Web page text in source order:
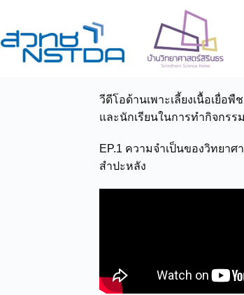
วีดีโอด้านเพาะเลี้ยงเนื้อเยื่อ
และนักเรียนในการทำกิจกรร
EP.1 ความจำเป็นของวิทยา
สำปะหลัง